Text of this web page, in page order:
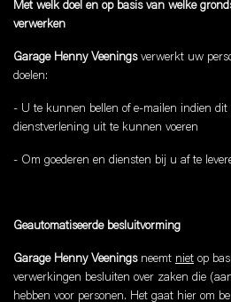
Met welk doel en op basis van welke
verwerken
Garage Henny Veeningsverwerkt uw
doelen:
- U te kunnen bellen of e-mailen indien dit
dienstverlening uit te kunnen voeren
- Om goederen en diensten bij u af te
Geautomatiseerde besluitvorming
Garage Henny Veeningsneemt niet op
verwerkingen besluiten over zaken die
hebben voor personen. Het gaat hier om